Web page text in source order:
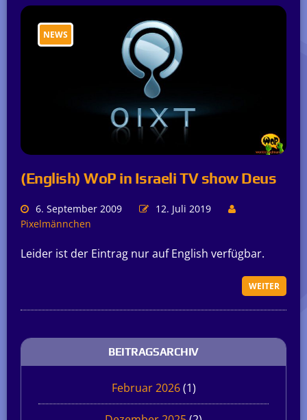
NEWS
(English) WoP in Israeli TV show Deus
6. September 2009
12. Juli 2019
Pixelmännchen
Leider ist der Eintrag nur auf English verfügbar.
WEITER
BEITRAGSARCHIV
Februar 2026(1)